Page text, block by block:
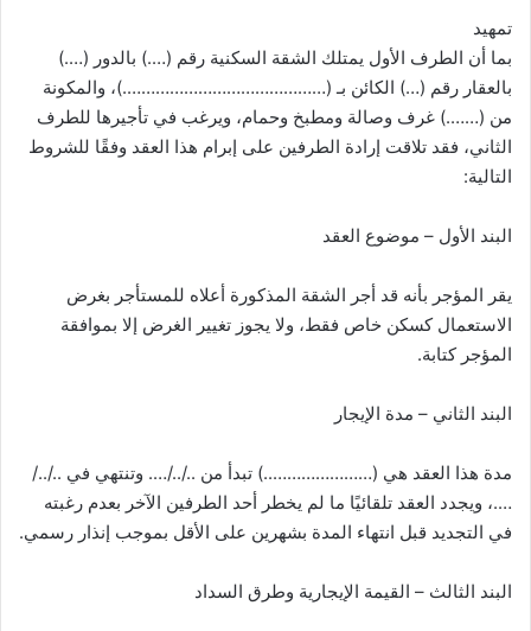
تمهيد
بما أن الطرف الأول يمتلك الشقة السكنية رقم (….) بالدور (….)
بالعقار رقم (…) الكائن بـ (…………………………………….)، والمكونة
من (…….) غرف وصالة ومطبخ وحمام، ويرغب في تأجيرها للطرف
الثاني، فقد تلاقت إرادة الطرفين على إبرام هذا العقد وفقًا للشروط
التالية:
البند الأول – موضوع العقد
يقر المؤجر بأنه قد أجر الشقة المذكورة أعلاه للمستأجر بغرض
الاستعمال كسكن خاص فقط، ولا يجوز تغيير الغرض إلا بموافقة
المؤجر كتابة.
البند الثاني – مدة الإيجار
مدة هذا العقد هي (…………………..) تبدأ من ../../…. وتنتهي في ../../
….، ويجدد العقد تلقائيًا ما لم يخطر أحد الطرفين الآخر بعدم رغبته
في التجديد قبل انتهاء المدة بشهرين على الأقل بموجب إنذار رسمي.
البند الثالث – القيمة الإيجارية وطرق السداد